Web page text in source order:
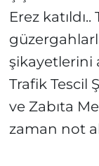
Erez
şikayetlerini
Trafik Tescil
ve Zabıta
zaman not